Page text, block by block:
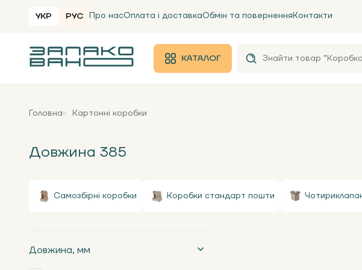
УКР РУС Про насОплата і доставкаОбмін та поверненняКонтакти
КАТАЛОГ
Головна Картонні коробки
Довжина 385
Самозбірні коробки Коробки стандарт пошти
Довжина, мм